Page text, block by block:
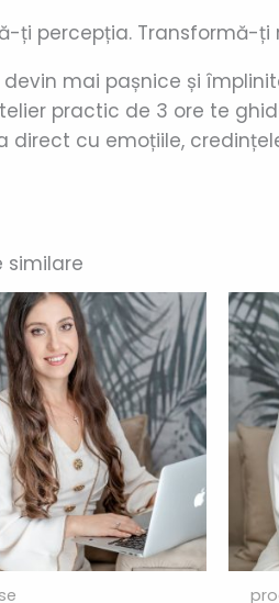
ți percepția. Transformă-ți
devin mai pașnice și
practic de 3 ore te
direct cu emoțiile,
similare